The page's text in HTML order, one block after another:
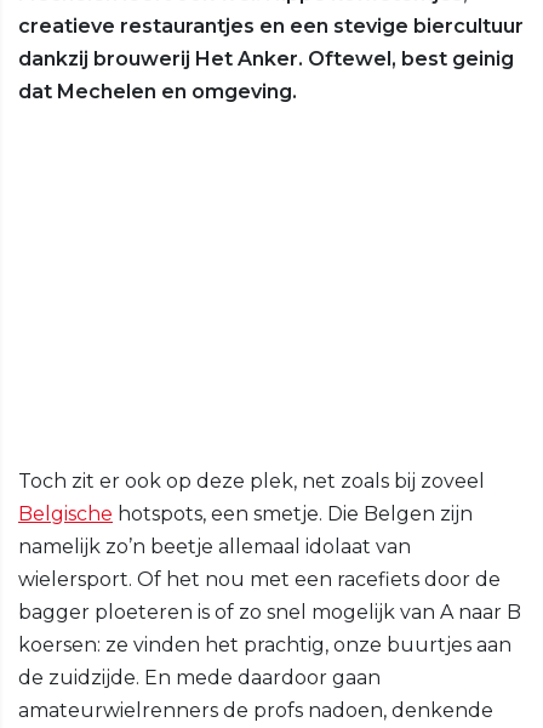
creatieve restaurantjes en een stevige biercultuur
dankzij brouwerij Het Anker. Oftewel, best geinig
dat Mechelen en omgeving.
Toch zit er ook op deze plek, net zoals bij zoveel
Belgische hotspots, een smetje. Die Belgen zijn
namelijk zo’n beetje allemaal idolaat van
wielersport. Of het nou met een racefiets door de
bagger ploeteren is of zo snel mogelijk van A naar B
koersen: ze vinden het prachtig, onze buurtjes aan
de zuidzijde. En mede daardoor gaan
amateurwielrenners de profs nadoen, denkende